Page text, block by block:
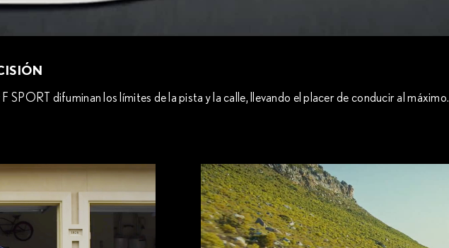
SPORT difuminan los límites de la pista y la calle, llevando el placer de conducir al máximo.